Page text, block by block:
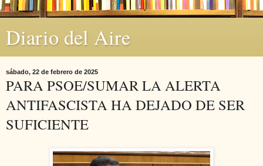
Diario del Aire
sábado, 22 de febrero de 2025
PARA PSOE/SUMAR LA ALERTA
ANTIFASCISTA HA DEJADO DE SER
SUFICIENTE